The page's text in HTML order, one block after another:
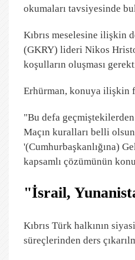
okumaları tavsiyesinde
Kıbrıs meselesine ilişkin
(GKRY) lideri Nikos
koşulların oluşması
Erhürman, konuya ilişkin
"Bu defa
Maçın kuralları belli
'(Cumhurbaşkanlığına)
kapsamlı çözümünün
"İsrail,
Kıbrıs Türk halkının
süreçlerinden ders